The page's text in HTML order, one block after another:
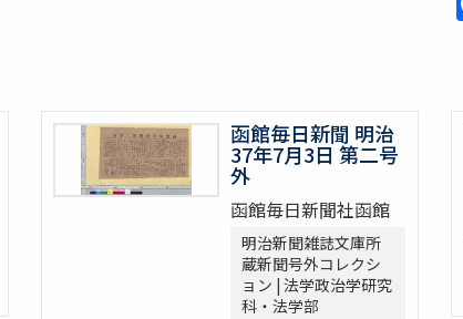
函館毎日新聞 明治
37年7月3日 第二号
外
函館毎日新聞社函館
明治新聞雑誌文庫所
蔵新聞号外コレクシ
ョン | 法学政治学研究
科・法学部